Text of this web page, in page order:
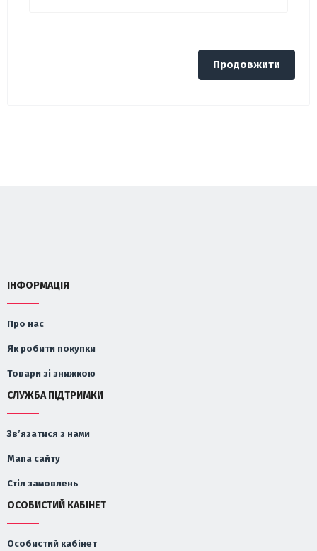
Продовжити
ІНФОРМАЦІЯ
Про нас
Як робити покупки
Товари зі знижкою
СЛУЖБА ПІДТРИМКИ
Зв’язатися з нами
Мапа сайту
Стіл замовлень
ОСОБИСТИЙ КАБІНЕТ
Особистий кабінет